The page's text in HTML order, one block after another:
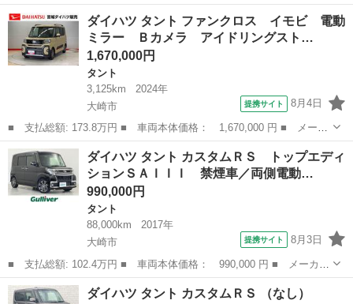
トキー×1個 ナビ、フルセグTV、バックカメラ（パナソニック パワー
スライドドア HID フォグランプ ETC 純正15インチアルミホイール リ
ア...
宮城 大崎市 北浦駅 タント
ダイハツ タント ファンクロス イモビ 電動
ミラー Ｂカメラ アイドリングスト…
1,670,000円
タント
3,125km
2024年
大崎市
提携サイト 8月4日
■ 支払総額: 173.8万円 ■ 車両本体価格： 1,670,000 円 ■ メーカ
ー名： ダイハツ ■ 車種名： タント ■ グレード名： ファンク
ロス イモビ 電動ミラー Ｂカメラ アイドリングストップ車 レ
ーンキー...
宮城 大崎市 タント
ダイハツ タント カスタムＲＳ トップエディ
ションＳＡＩＩＩ 禁煙車／両側電動…
990,000円
タント
88,000km
2017年
大崎市
提携サイト 8月3日
■ 支払総額: 102.4万円 ■ 車両本体価格： 990,000 円 ■ メーカー
名： ダイハツ ■ 車種名： タント ■ グレード名： カスタムＲ
Ｓ トップエディションＳＡＩＩＩ 禁煙車／両側電動ドア／スマー
宮城 大崎市 タント
ダイハツ タント カスタムＲＳ （なし）